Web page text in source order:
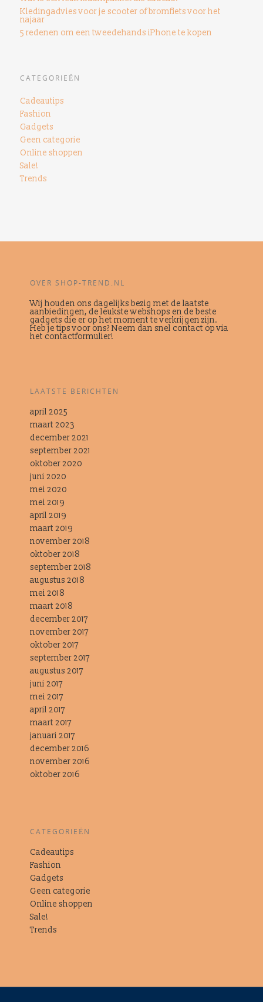
Kledingadvies voor je scooter of bromfiets voor het
najaar
5 redenen om een ​​tweedehands iPhone te kopen
CATEGORIEËN
Cadeautips
Fashion
Gadgets
Geen categorie
Online shoppen
Sale!
Trends
OVER SHOP-TREND.NL
Wij houden ons dagelijks bezig met de laatste
aanbiedingen, de leukste webshops en de beste
gadgets die er op het moment te verkrijgen zijn.
Heb je tips voor ons? Neem dan snel contact op via
het contactformulier!
LAATSTE BERICHTEN
april 2025
maart 2023
december 2021
september 2021
oktober 2020
juni 2020
mei 2020
mei 2019
april 2019
maart 2019
november 2018
oktober 2018
september 2018
augustus 2018
mei 2018
maart 2018
december 2017
november 2017
oktober 2017
september 2017
augustus 2017
juni 2017
mei 2017
april 2017
maart 2017
januari 2017
december 2016
november 2016
oktober 2016
CATEGORIEËN
Cadeautips
Fashion
Gadgets
Geen categorie
Online shoppen
Sale!
Trends